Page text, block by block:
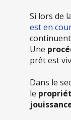
Si lors de
est en
Une
prêt est
Dans le
le